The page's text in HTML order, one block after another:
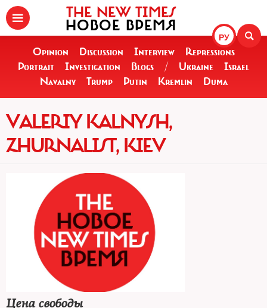
РУ
THE NEW TIMES
НОВОЕ ВРЕМЯ
Opinion Discussion Interview
Repressions
Portrait
Investigation Blogs / Ukraine
Israel
Navalny
Trump Putin Kremlin Duma
VALERIY KALNYSH,
ZHURNALIST, KIEV
Цена свободы